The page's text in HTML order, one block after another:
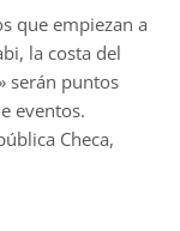
que empiezan a
la costa del
serán puntos
eventos.
Checa,